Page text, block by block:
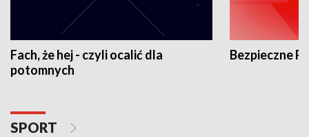
Fach, że hej - czyli ocalić dla
potomnych
Bezpieczne
SPORT